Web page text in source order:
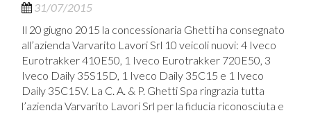
31/07/2015
Il 20 giugno 2015 la concessionaria Ghetti ha consegnato
all’azienda Varvarito Lavori Srl 10 veicoli nuovi: 4 Iveco
Eurotrakker 410E50, 1 Iveco Eurotrakker 720E50, 3
Iveco Daily 35S15D, 1 Iveco Daily 35C15 e 1 Iveco
Daily 35C15V. La C. A. & P. Ghetti Spa ringrazia tutta
l’azienda Varvarito Lavori Srl per la fiducia riconosciuta e